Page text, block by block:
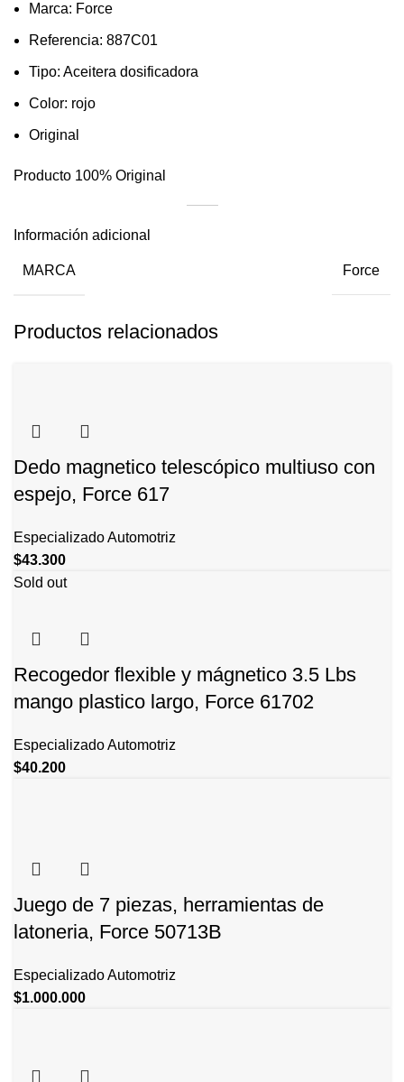
Marca: Force
Referencia: 887C01
Tipo: Aceitera dosificadora
Color: rojo
Original
Producto 100% Original
Información adicional
MARCA Force
Productos relacionados
Dedo magnetico telescópico multiuso con
espejo, Force 617
Especializado Automotriz
$43.300
Sold out
Recogedor flexible y mágnetico 3.5 Lbs
mango plastico largo, Force 61702
Especializado Automotriz
$40.200
Juego de 7 piezas, herramientas de
latoneria, Force 50713B
Especializado Automotriz
$1.000.000